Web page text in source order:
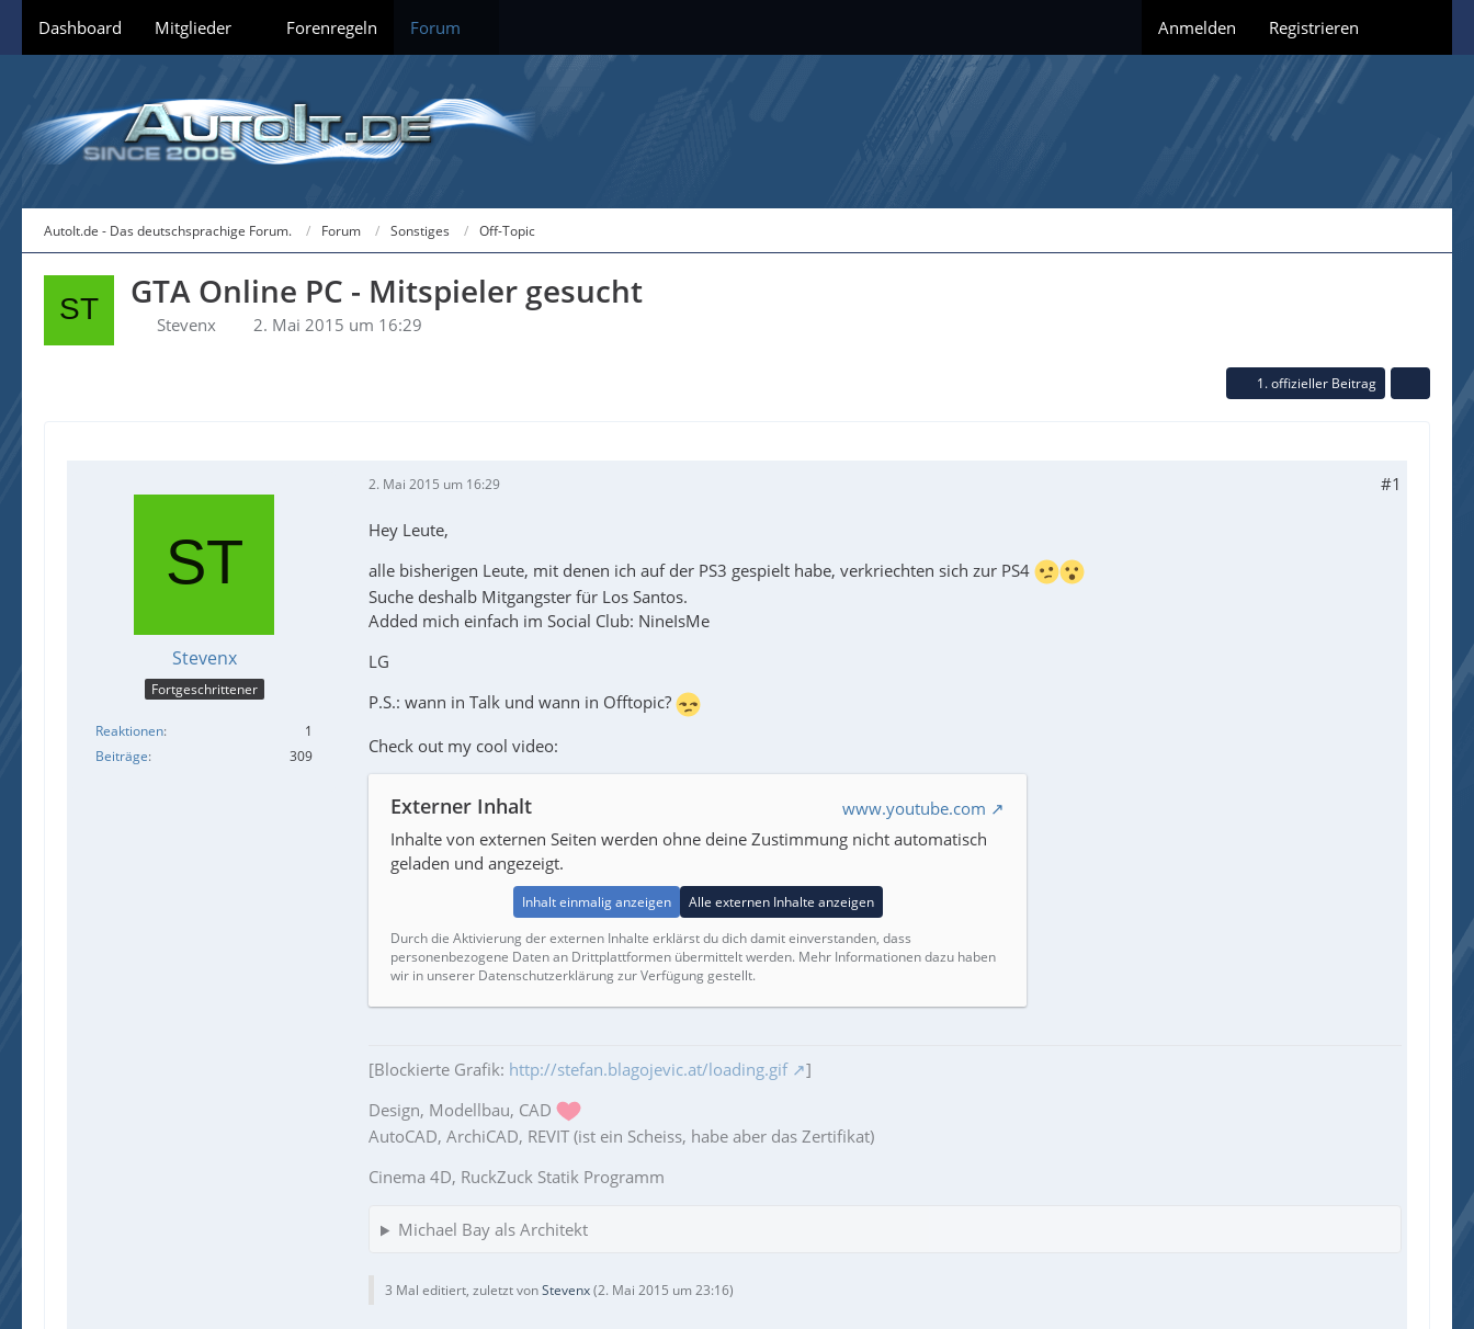
Dashboard Mitglieder Forenregeln Forum Anmelden Registrieren
AutoIt.de - Das deutschsprachige Forum. Forum Sonstiges Off-Topic
GTA Online PC - Mitspieler gesucht
Stevenx 2. Mai 2015 um 16:29
1. offizieller Beitrag
Stevenx
Fortgeschrittener
Reaktionen
1
Beiträge
309
2. Mai 2015 um 16:29 #1
Hey Leute,
alle bisherigen Leute, mit denen ich auf der PS3 gespielt habe, verkriechten sich zur PS4
Suche deshalb Mitgangster für Los Santos.
Added mich einfach im Social Club: NineIsMe
LG
P.S.: wann in Talk und wann in Offtopic?
Check out my cool video:
Externer Inhalt
www.youtube.com
Inhalte von externen Seiten werden ohne deine Zustimmung nicht automatisch
geladen und angezeigt.
Inhalt einmalig anzeigen
Alle externen Inhalte anzeigen
Durch die Aktivierung der externen Inhalte erklärst du dich damit einverstanden, dass
personenbezogene Daten an Drittplattformen übermittelt werden. Mehr Informationen dazu haben
wir in unserer Datenschutzerklärung zur Verfügung gestellt.
[Blockierte Grafik: http://stefan.blagojevic.at/loading.gif
]
Design, Modellbau, CAD
AutoCAD, ArchiCAD, REVIT (ist ein Scheiss, habe aber das Zertifikat)
Cinema 4D, RuckZuck Statik Programm
Michael Bay als Architekt
3 Mal editiert, zuletzt vonStevenx(2. Mai 2015 um 23:16)